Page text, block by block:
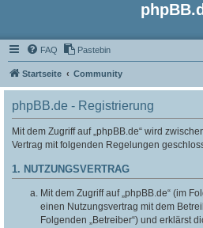
FAQ Pastebin
Startseite Community
phpBB.de - Registrierung
Mit dem Zugriff auf „phpBB.de“ wird
Vertrag mit folgenden Regelungen
1. NUTZUNGSVERTRAG
Mit dem Zugriff auf „phpBB.de“ (im
einen Nutzungsvertrag mit dem
Folgenden „Betreiber“) und erklärst